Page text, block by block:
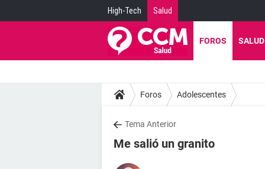
High-Tech Salud
FOROS SALUD
Foros Adolescentes
Tema Anterior
Me salió un granito